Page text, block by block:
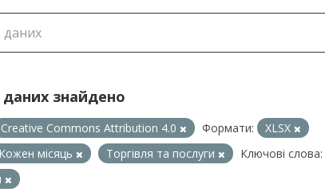
даних знайдено
Creative Commons Attribution 4.0 Формати:
XLSX
Кожен місяць Торгівля та послуги
Ключові слова: